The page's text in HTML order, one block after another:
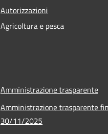
Autorizzazioni
Agricoltura e pesca
Amministrazione trasparente
Amministrazione trasparente
30/11/2025